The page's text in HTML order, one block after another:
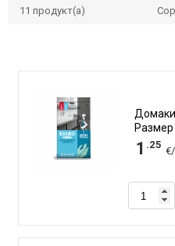
11 продукт(а)
Размер
1 .25